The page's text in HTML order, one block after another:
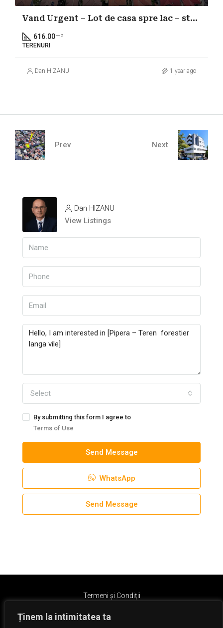
Ținem la intimitatea ta
Vand Urgent – Lot de casa spre lac – str Campul Pipera
616.00m²
TERENURI
Dan HIZANU 1 year ago
Prev Next
Dan HIZANU
View Listings
Select
By submitting this form I agree to
Terms of Use
Send Message
WhatsApp
Send Message
Termeni și Condiții